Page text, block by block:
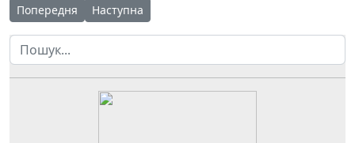
Попередня стаття: Дякуємо за можливість долучитися до
Попередня Наступна стаття: Участь у науково-
Наступна
Пошук